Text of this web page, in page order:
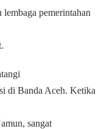
pemerintahan
di Banda Aceh. Ketika
sangat